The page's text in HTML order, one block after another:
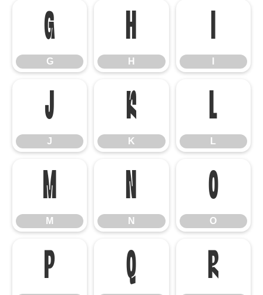
G
G
H
H
I
J
J
K
K
L
L
M
M
N
N
O
O
P Q R